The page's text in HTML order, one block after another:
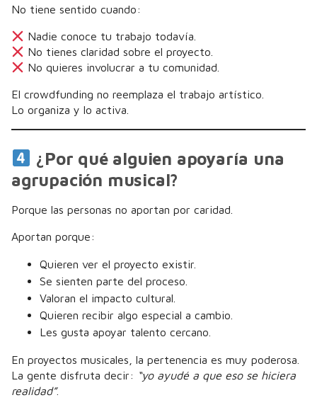
No tiene sentido cuando:
Nadie conoce tu trabajo todavía.
No tienes claridad sobre el proyecto.
No quieres involucrar a tu comunidad.
El crowdfunding no reemplaza el trabajo artístico.
Lo organiza y lo activa.
¿Por qué alguien apoyaría una
agrupación musical?
Porque las personas no aportan por caridad.
Aportan porque:
Quieren ver el proyecto existir.
Se sienten parte del proceso.
Valoran el impacto cultural.
Quieren recibir algo especial a cambio.
Les gusta apoyar talento cercano.
En proyectos musicales, la pertenencia es muy poderosa.
La gente disfruta decir: “yo ayudé a que eso se hiciera
realidad”.